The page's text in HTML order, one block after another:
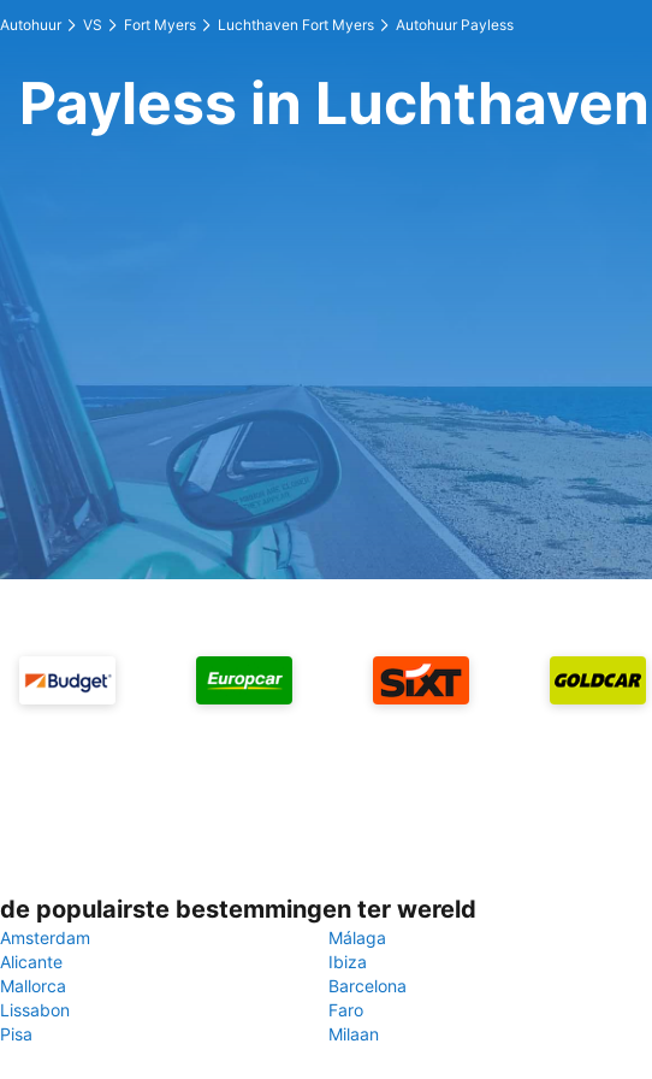
Autohuur VS Fort Myers Luchthaven Fort Myers Autohuur Payless
Payless in
de populairste bestemmingen ter wereld
Amsterdam
Málaga
Alicante
Ibiza
Mallorca
Barcelona
Lissabon
Faro
Pisa
Milaan